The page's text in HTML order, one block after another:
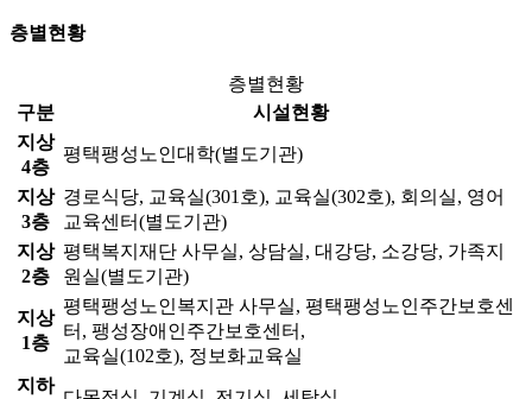
층별현황
층별현황
구분
시설현황
지상
4층
평택팽성노인대학(별도기관)
지상
3층
경로식당, 교육실(301호), 교육실(302호), 회의실, 영어
교육센터(별도기관)
지상
2층
평택복지재단 사무실, 상담실, 대강당, 소강당, 가족지
원실(별도기관)
지상
1층
평택팽성노인복지관 사무실, 평택팽성노인주간보호센
터, 팽성장애인주간보호센터,
교육실(102호), 정보화교육실
지하